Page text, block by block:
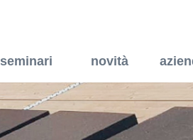
seminari novità